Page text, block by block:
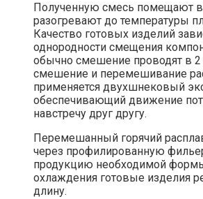
Полученную смесь помещают в
разогревают до температуры
Качество готовых изделий
однородности смещения
обычно смешение проводят в 2
смешение и перемешивание
применяется двухшнековый
обеспечивающий движение
навстречу друг другу.
Перемешанный горячий
через профилированную
продукцию необходимой
охлаждения готовые изделия
длину.